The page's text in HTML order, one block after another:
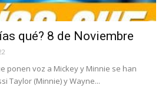
qué? 8 de Noviembre
ponen voz a Mickey y Minnie se han
Taylor (Minnie) y Wayne...